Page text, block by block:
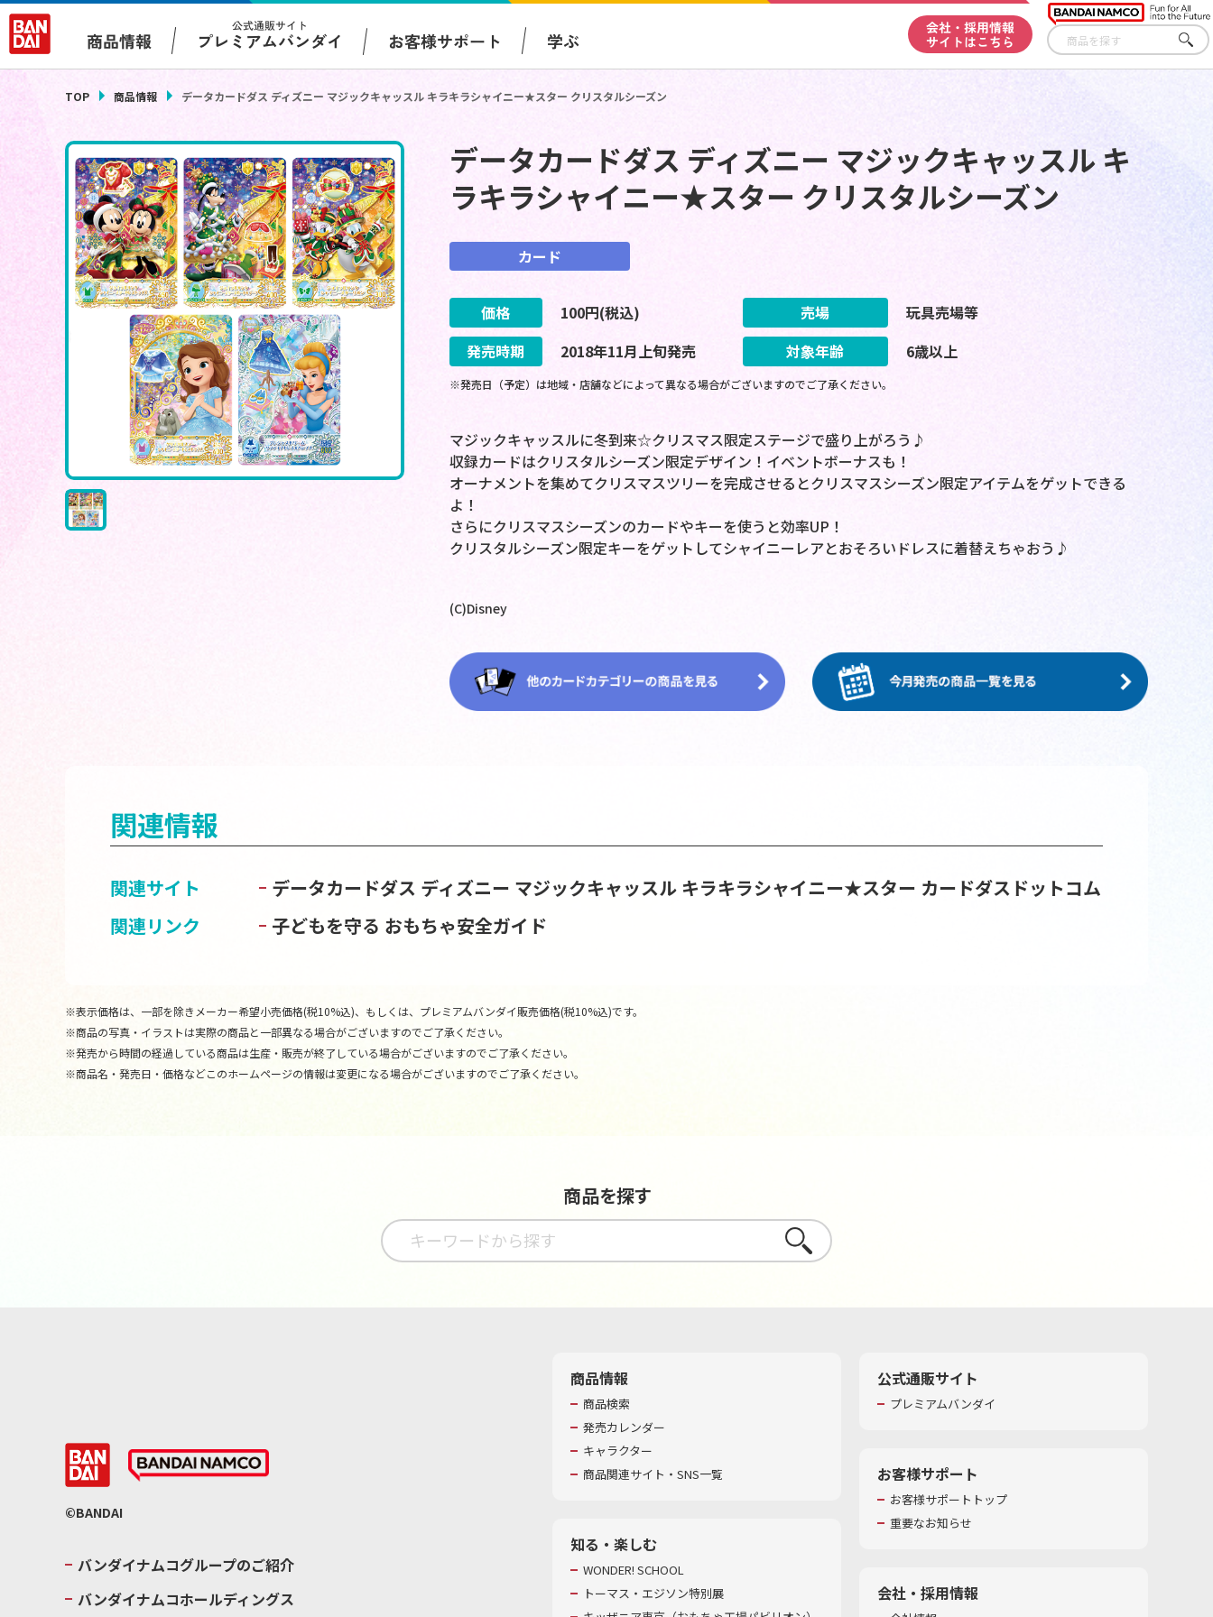
商品情報
公式通販サイト
プレミアムバンダイ お客様サポート 学ぶ
会社・採用情報
サイトはこちら
さが
す
TOP 商品情報 データカードダス ディズニー マジックキャッスル キラキラシャイニー★スター クリスタルシーズン
データカードダス ディズニー マジックキャッスル キ
ラキラシャイニー★スター クリスタルシーズン
カード
価格 100円(税込) 売場
玩具売場等
発売時期
2018年11月上旬発売 対象年齢 6歳以上
※発売日（予定）は地域・店舗などによって異なる場合がございますのでご了承ください。
マジックキャッスルに冬到来☆クリスマス限定ステージで盛り上がろう♪
収録カードはクリスタルシーズン限定デザイン！イベントボーナスも！
オーナメントを集めてクリスマスツリーを完成させるとクリスマスシーズン限定アイテムをゲットできる
よ！
さらにクリスマスシーズンのカードやキーを使うと効率UP！
クリスタルシーズン限定キーをゲットしてシャイニーレアとおそろいドレスに着替えちゃおう♪
(C)Disney
関連情報
関連サイト データカードダス ディズニー マジックキャッスル キラキラシャイニー★スター カードダスドットコム
関連リンク
子どもを守る おもちゃ安全ガイド
※表示価格は、一部を除きメーカー希望小売価格(税10%込)、もしくは、プレミアムバンダイ販売価格(税10%込)です。
※商品の写真・イラストは実際の商品と一部異なる場合がございますのでご了承ください。
※発売から時間の経過している商品は生産・販売が終了している場合がございますのでご了承ください。
※商品名・発売日・価格などこのホームページの情報は変更になる場合がございますのでご了承ください。
商品を探す
さがす
©BANDAI
バンダイナムコグループのご紹介
バンダイナムコホールディングス
商品情報
商品検索
発売カレンダー
キャラクター
商品関連サイト・SNS一覧
知る・楽しむ
WONDER! SCHOOL
トーマス・エジソン特別展
公式通販サイト
プレミアムバンダイ
お客様サポート
お客様サポートトップ
重要なお知らせ
会社・採用情報